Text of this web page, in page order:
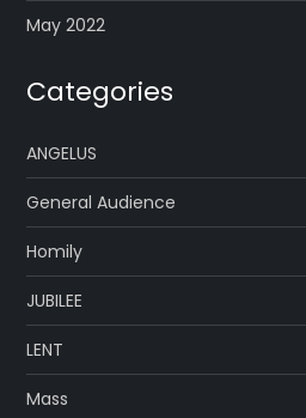
May 2022
Categories
ANGELUS
General Audience
Homily
JUBILEE
LENT
Mass